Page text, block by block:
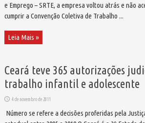
e Emprego – SRTE, a empresa voltou atrás e não
cumprir a Convenção Coletiva de Trabalho ...
Leia Mais »
Ceará teve 365 autorizações
trabalho infantil e adolescente
4 de novembro de 2011
Número se refere a decisões proferidas pela